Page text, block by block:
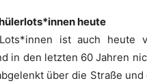
heute
ist auch heute
in den letzten 60 Jahren
über die Straße